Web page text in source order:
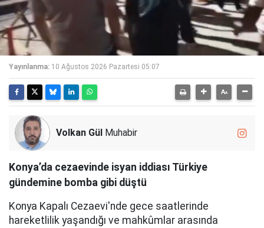
Yayınlanma: 10 Ağustos 2026 Pazartesi 05:07
Volkan Gül Muhabir
Konya’da cezaevinde isyan iddiası Türkiye
gündemine bomba gibi düştü
Konya Kapalı Cezaevi'nde gece saatlerinde
hareketlilik yaşandığı ve mahkûmlar arasında